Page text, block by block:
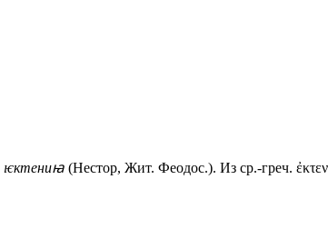
ѥктениꙗ (Нестор, Жит. Феодос.). Из ср.-греч.